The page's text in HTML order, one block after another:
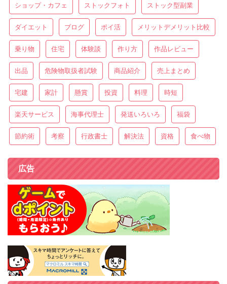
ショップ・カフェ ストックフォト ストック型副業
ダイエット ブログ ポイ活 メリットデメリット比較
乗り物 住宅 体験談 作り方 作品レビュー
出品 危険物取扱者試験 商品紹介 売上まとめ
宅建 家計 懸賞 投資 料理 時短
楽天サービス 海事代理士 発送いろいろ 福袋
節約術 考察 行政書士 解決法 資格 食べ物
広告